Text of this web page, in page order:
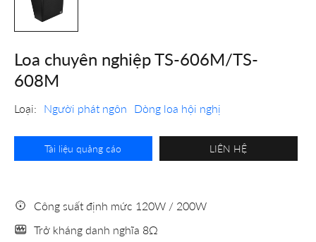
Loa chuyên nghiệp TS-606M/TS-
608M
Loại: Người phát ngôn Dòng loa hội nghị
Tài liệu quảng cáo LIÊN HỆ
Công suất định mức 120W / 200W
Trở kháng danh nghĩa 8Ω